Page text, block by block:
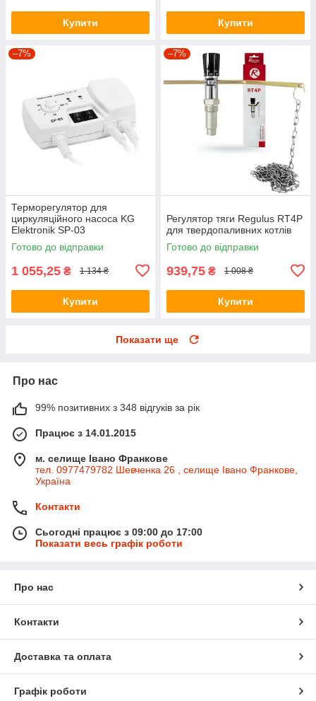
Купити Купити
–7%
Терморегулятор для
циркуляційного насоса KG
Elektronik SP-03
Готово до відправки
1 055,25 ₴ 1 134 ₴
Купити
–7%
Регулятор тяги Regulus RT4P
для твердопаливних котлів
Готово до відправки
939,75 ₴ 1 008 ₴
Купити
Показати ще
Про нас
99% позитивних з 348 відгуків за рік
Працює з 14.01.2015
м. селище Івано Франкове
тел. 0977479782 Шевченка 26 , селище Івано Франкове,
Україна
Контакти
Сьогодні працює з 09:00 до 17:00
Показати весь графік роботи
Про нас
Контакти
Доставка та оплата
Графік роботи